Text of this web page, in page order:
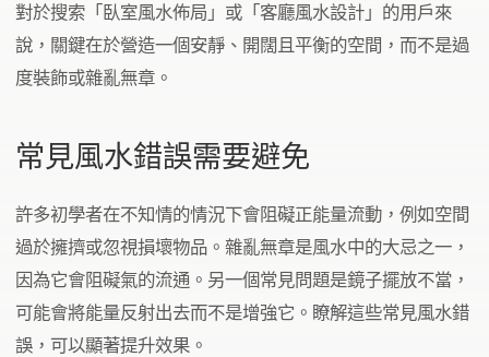
對於搜索「臥室風水佈局」或「客廳風水設計」的用戶來
說，關鍵在於營造一個安靜、開闊且平衡的空間，而不是過
度裝飾或雜亂無章。
常見風水錯誤需要避免
許多初學者在不知情的情況下會阻礙正能量流動，例如空間
過於擁擠或忽視損壞物品。雜亂無章是風水中的大忌之一，
因為它會阻礙氣的流通。另一個常見問題是鏡子擺放不當，
可能會將能量反射出去而不是增強它。瞭解這些常見風水錯
誤，可以顯著提升效果。